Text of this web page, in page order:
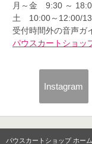
月～金 9:30 ～
土 10:00～12:00/
受付時間外の音声ガ
パウスカートショッ
Instagram
パウスカートショップ ホーム